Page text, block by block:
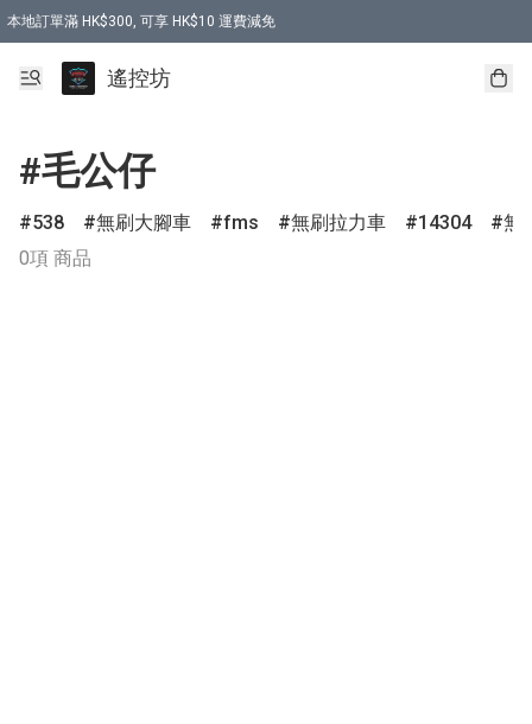
本地訂單滿 HK$300, 可享 HK$10 運費減免
購買 7.6V 6500mah 70C 電池 送 7.6V USB充電器
遙控坊
#毛公仔
538 無刷大腳車 fms 無刷拉力車 14304
無
0項 商品